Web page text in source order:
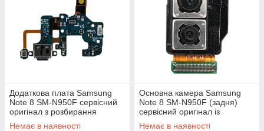
Додаткова плата Samsung
Note 8 SM-N950F сервісний
оригінал з розбирання
Немає в наявності
Основна камера Samsung
Note 8 SM-N950F (задня)
сервісний оригінал із
розбирання
Немає в наявності